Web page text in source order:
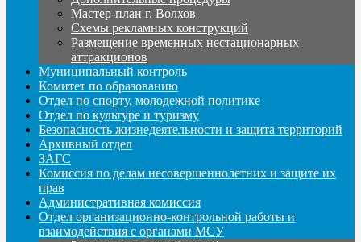
Мастер-план г. Волхов
Схемы рекламных конструкций
Размещение временных нестационарных
аттракционов
Муниципальный контроль
Комитет по образованию
Отдел по спорту, молодежной политике
Отдел по культуре и туризму
Безопасность жизнедеятельности и защита территорий
Архивный отдел
ЗАГС
Комиссия по делам несовершеннолетних и защите их
прав
Административная комиссия
Отдел организационно-контрольной работы и
взаимодействия с органами МСУ